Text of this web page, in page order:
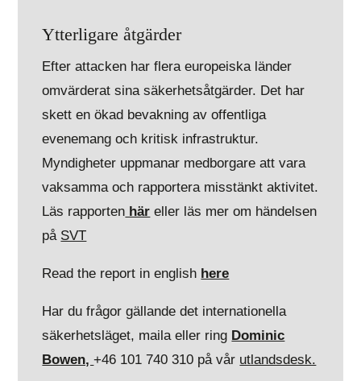
Ytterligare åtgärder
Efter attacken har flera europeiska länder
omvärderat sina säkerhetsåtgärder. Det har
skett en ökad bevakning av offentliga
evenemang och kritisk infrastruktur.
Myndigheter uppmanar medborgare att vara
vaksamma och rapportera misstänkt aktivitet.
Läs rapporten här eller läs mer om händelsen
på SVT
Read the report in english here
Har du frågor gällande det internationella
säkerhetsläget, maila eller ring Dominic
Bowen,+46 101 740 310 på vår utlandsdesk.